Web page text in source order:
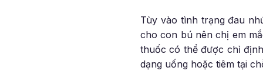
Tùy vào tình trạng đau
cho con bú nên chị em
thuốc có thể được chỉ
dạng uống hoặc tiêm tại